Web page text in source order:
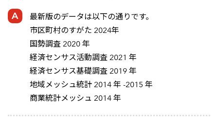
最新版のデータは以下の通りです。
市区町村のすがた 2024年
国勢調査 2020 年
経済センサス活動調査 2021 年
経済センサス基礎調査 2019 年
地域メッシュ統計 2014 年 -2015 年
商業統計メッシュ 2014 年